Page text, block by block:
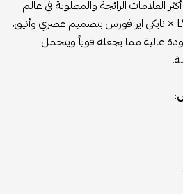
العلامات الرائجة والمطلوبة في عالم
الموضة والأزياء. يتميز حذاء LV × نايكي اير فورس بتصميم عصري وأنيق،
عالية مما يجعله قوياً ويتحمل